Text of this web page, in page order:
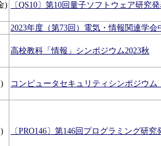
) 〔QS10〕第10回量子ソフトウェア研究
2023年度（第73回）電気・情報関連学
高校教科「情報」シンポジウム2023秋
コンピュータセキュリティシンポジウム
〔PRO146〕第146回プログラミング研究